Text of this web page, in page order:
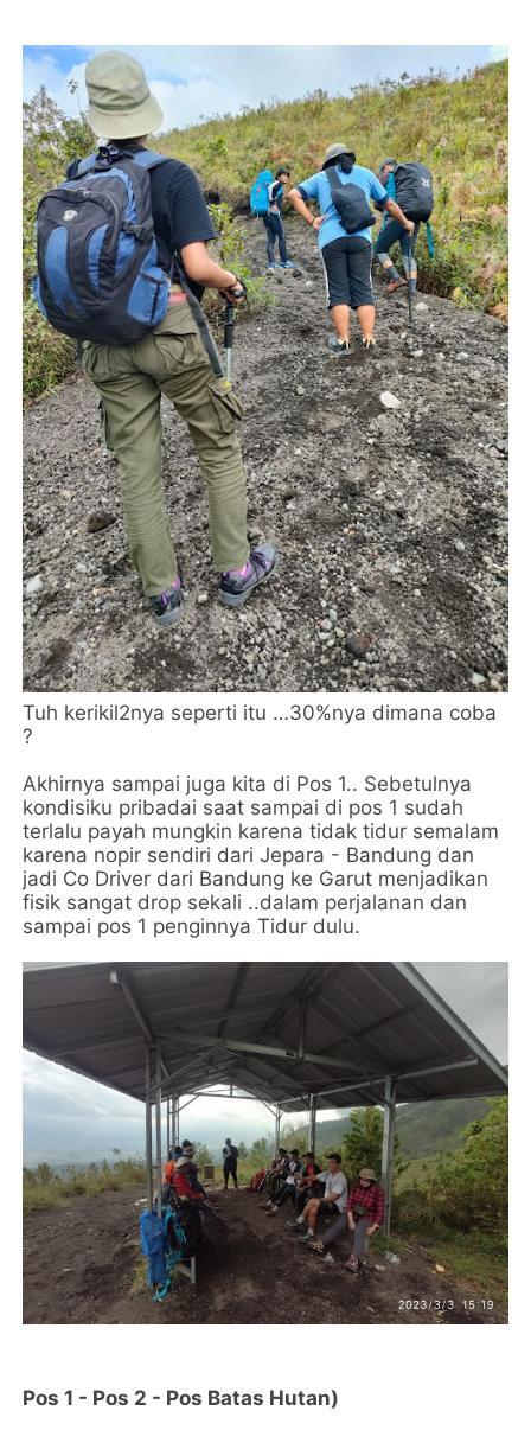
Tuh kerikil2nya seperti itu …30%nya dimana coba
?
Akhirnya sampai juga kita di Pos 1.. Sebetulnya
kondisiku pribadai saat sampai di pos 1 sudah
terlalu payah mungkin karena tidak tidur semalam
karena nopir sendiri dari Jepara - Bandung dan
jadi Co Driver dari Bandung ke Garut menjadikan
fisik sangat drop sekali ..dalam perjalanan dan
sampai pos 1 penginnya Tidur dulu.
Pos 1 - Pos 2 - Pos Batas Hutan)